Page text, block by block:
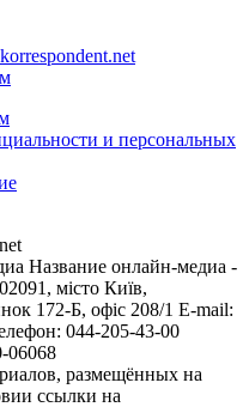
и персональных
Название онлайн-медиа -
місто Київ,
172-Б, офіс 208/1 E-mail:
044-205-43-00
06068
размещённых на
ссылки на